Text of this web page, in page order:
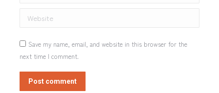
Website
Save my name, email, and website in this browser for the
next time I comment.
Post comment